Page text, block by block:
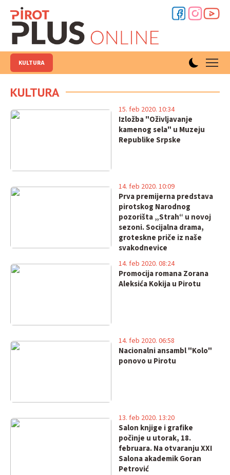
KULTURA
KULTURA
Izložba "Oživljavanje
kamenog sela" u Muzeju
Republike Srpske
15. feb 2020. 10:34
Prva premijerna predstava
pirotskog Narodnog
pozorišta „Strah“ u novoj
sezoni. Socijalna drama,
groteskne priče iz naše
svakodnevice
14. feb 2020. 10:09
Promocija romana Zorana
Aleksića Kokija u Pirotu
14. feb 2020. 08:24
Nacionalni ansambl "Kolo"
ponovo u Pirotu
14. feb 2020. 06:58
Salon knjige i grafike
počinje u utorak, 18.
februara. Na otvaranju XXI
Salona akademik Goran
Petrović
13. feb 2020. 13:20